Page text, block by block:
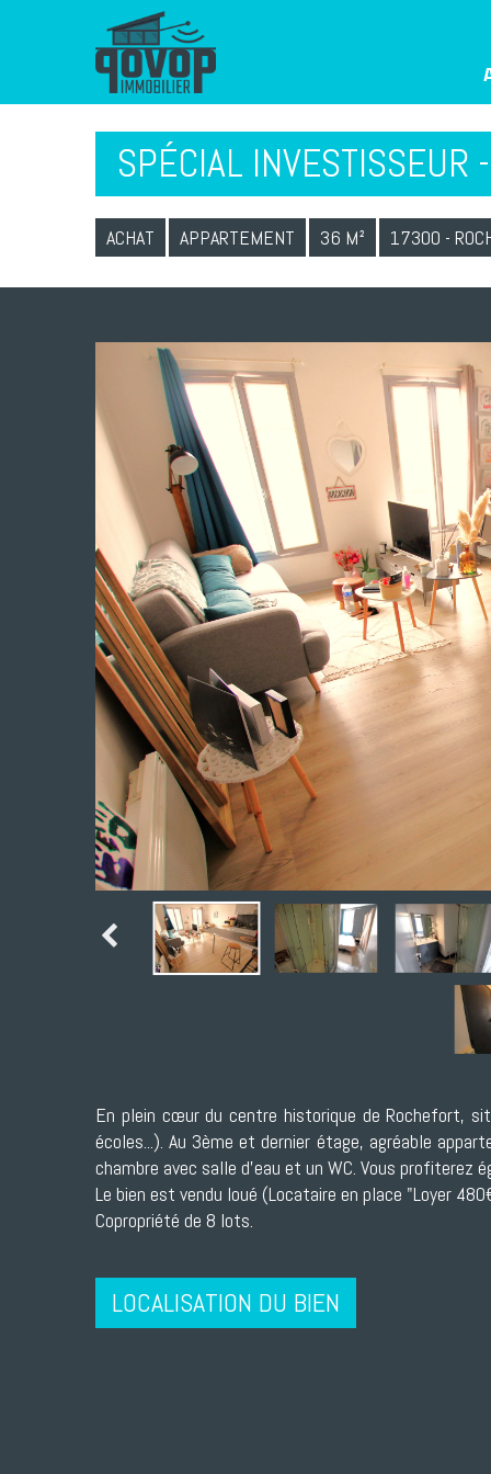
SPÉCIAL INVESTISSEUR
ACHAT APPARTEMENT 36 M² 17300 -
En plein cœur du centre historique de Rochefort,
écoles...). Au 3ème et dernier étage, agréable
chambre avec salle d'eau et un WC. Vous profiterez
Le bien est vendu loué (Locataire en place "Loyer
Copropriété de 8 lots.
LOCALISATION DU BIEN